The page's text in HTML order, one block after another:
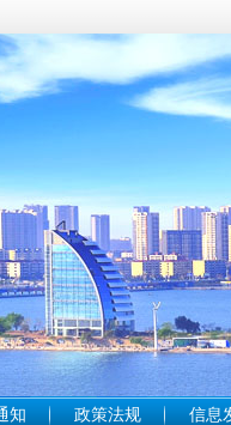
知 政策法规 信息